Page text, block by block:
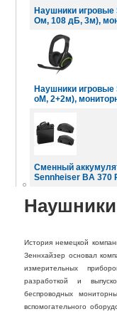
Наушники игровые
Ом, 108 дБ, 3м),
Наушники игровые
оМ, 2+2м),
Сменный
Sennheiser BA 370
История немецкой
Зеннхайзер основал
измерительных
разработкой и
беспроводных
вспомогательного